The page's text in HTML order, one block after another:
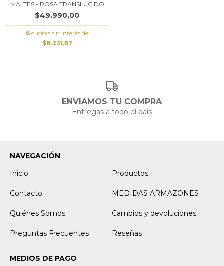
MALTES - ROSA TRANSLÚCIDO
$49.990,00
6 cuotas sin interés de
$8.331,67
ENVIAMOS TU COMPRA
Entregas a todo el país
NAVEGACIÓN
Inicio
Productos
Contacto MEDIDAS ARMAZONES
Quiénes Somos Cambios y devoluciones
Preguntas Frecuentes Reseñas
MEDIOS DE PAGO